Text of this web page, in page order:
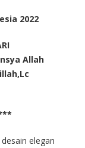
2022
Allah
elegan